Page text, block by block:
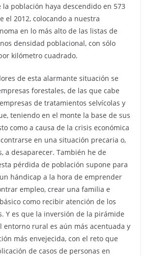
población haya descendido en 573
el 2012, colocando a nuestra
en lo más alto de las listas de
densidad poblacional, con sólo
kilómetro cuadrado.
de esta alarmante situación se
forestales, de las que cabe
de tratamientos selvícolas y
teniendo en el monte la base de sus
como a causa de la crisis económica
en una situación precaria o,
a desaparecer. También he de
pérdida de población supone para
hándicap a la hora de emprender
empleo, crear una familia e
como recibir atención de los
Y es que la inversión de la pirámide
entorno rural es aún más acentuada y
más envejecida, con el reto que
de casos de personas en